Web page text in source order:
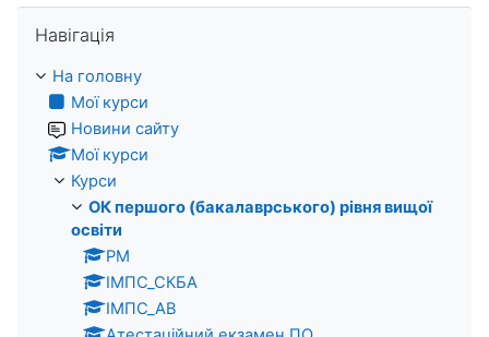
Навігація
На головну
Мої курси
Новини сайту
Мої курси
Курси
ОК першого (бакалаврського) рівня вищої
освіти
PM
ІМПС_СКБА
ІМПС_АВ